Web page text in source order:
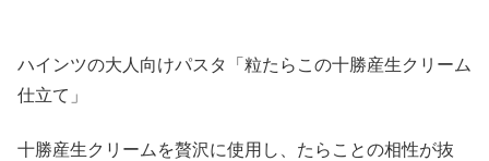
ハインツの大人向けパスタ「粒たらこの十勝産生クリーム
仕立て」
十勝産生クリームを贅沢に使用し、たらことの相性が抜